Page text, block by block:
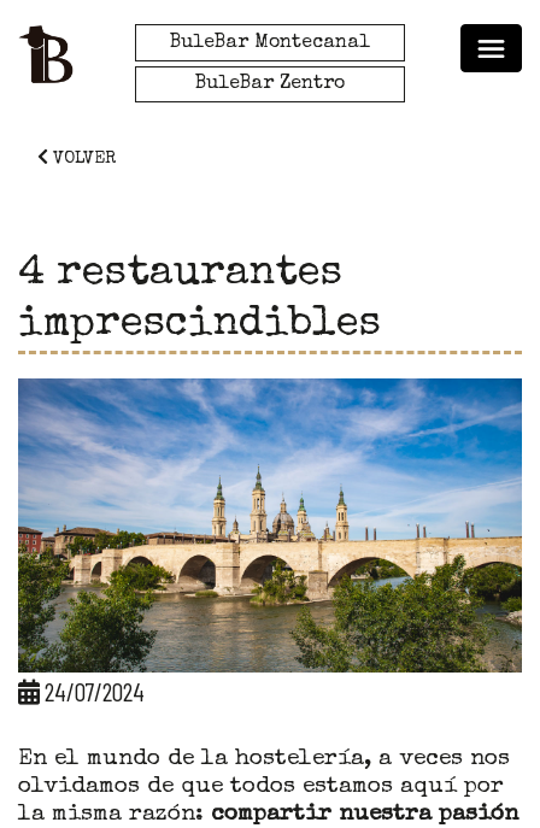
BuleBar Montecanal
BuleBar Zentro
VOLVER
4 restaurantes
imprescindibles
24/07/2024
En el mundo de la hostelería, a veces nos
olvidamos de que todos estamos aquí por
la misma razón: compartir nuestra pasión